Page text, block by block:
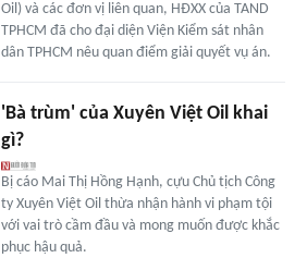
Oil) và các đơn vị liên quan, HĐXX của TAND
TPHCM đã cho đại diện Viện Kiểm sát nhân
dân TPHCM nêu quan điểm giải quyết vụ án.
'Bà trùm' của Xuyên Việt Oil khai
gì?
Bị cáo Mai Thị Hồng Hạnh, cựu Chủ tịch Công
ty Xuyên Việt Oil thừa nhận hành vi phạm tội
với vai trò cầm đầu và mong muốn được khắc
phục hậu quả.